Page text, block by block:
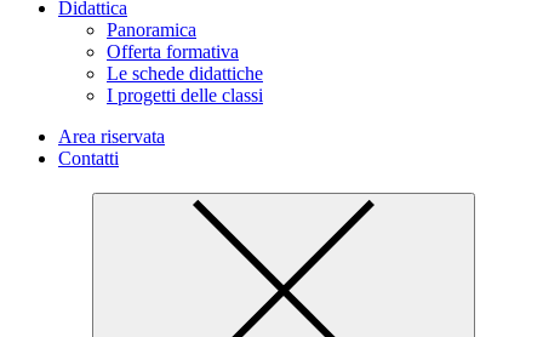
Didattica
Panoramica
Offerta formativa
Le schede didattiche
I progetti delle classi
Area riservata
Contatti